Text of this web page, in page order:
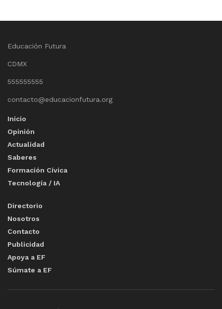
Educación Futura
CDMX
555555555
contacto@educacionfutura.org
Inicio
Opinión
Actualidad
Saberes
Formación Cívica
Tecnología / IA
Directorio
Nosotros
Contacto
Publicidad
Apoya a EF
Súmate a EF